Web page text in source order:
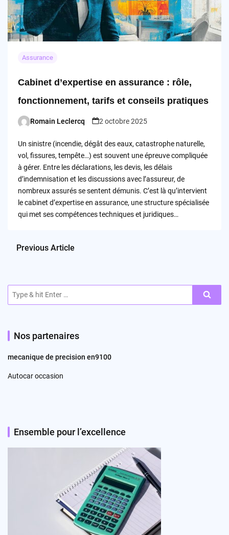
Assurance
Cabinet d’expertise en assurance : rôle,
fonctionnement, tarifs et conseils pratiques
Posted
Romain Leclercq 2 octobre 2025
Un sinistre (incendie, dégât des eaux, catastrophe naturelle,
vol, fissures, tempête…) est souvent une épreuve compliquée
à gérer. Entre les déclarations, les devis, les délais
d’indemnisation et les discussions avec l’assureur, de
nombreux assurés se sentent démunis. C’est là qu’intervient
le cabinet d’expertise en assurance, une structure spécialisée
qui met ses compétences techniques et juridiques…
Previous Article
for:
Nos partenaires
mecanique de precision en9100
Autocar occasion
Ensemble pour l’excellence